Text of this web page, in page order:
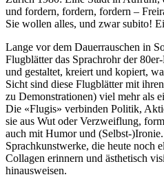
und fordern, fordern, fordern –
Sie wollen alles, und zwar subito!
Lange vor dem Dauerrauschen in
Flugblätter das Sprachrohr der
und gestaltet, kreiert und kopiert,
Sicht sind diese Flugblätter mit
zu Demonstrationen) viel mehr als
Die «Flugis» verbinden Politik,
sie aus Wut oder Verzweiflung,
auch mit Humor und (Selbst-
Sprachkunstwerke, die heute noch
Collagen erinnern und ästhetisch
hinausweisen.